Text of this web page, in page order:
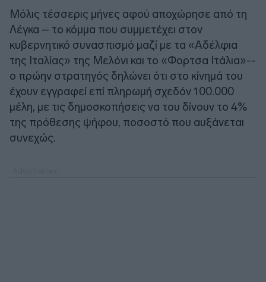
Μόλις τέσσερις μήνες αφού αποχώρησε από τη
Λέγκα – το κόμμα που συμμετέχει στον
κυβερνητικό συνασπισμό μαζί με τα «Αδέλφια
της Ιταλίας» της Μελόνι και το «Φορτσα Ιτάλια»--
ο πρώην στρατηγός δηλώνει ότι στο κίνημά του
έχουν εγγραφεί επί πληρωμή σχεδόν 100.000
μέλη, με τις δημοσκοπήσεις να του δίνουν το 4%
της πρόθεσης ψήφου, ποσοστό που αυξάνεται
συνεχώς.